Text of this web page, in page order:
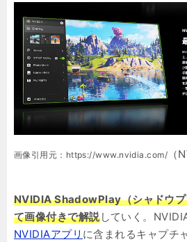
画像引用元：https://www.nvidia.com/ （
NVIDIA ShadowPlay（シャドウプ
て画像付きで解説していく。
NVIDIAアプリ に含まれるキャプチ